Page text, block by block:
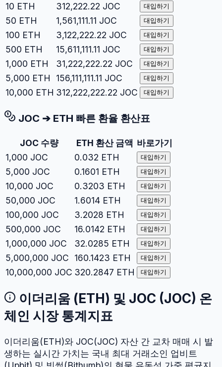
10 ETH 312,222.22 JOC 대입하기
50 ETH 1,561,111.11 JOC 대입하기
100 ETH 3,122,222.22 JOC 대입하기
500 ETH 15,611,111.11 JOC 대입하기
1,000 ETH 31,222,222.22 JOC 대입하기
5,000 ETH 156,111,111.11 JOC 대입하기
10,000 ETH 312,222,222.22 JOC 대입하기
JOC ➔ ETH 빠른 환율 환산표
JOC수량 ETH 환산 금액 바로가기
1,000 JOC 0.032 ETH 대입하기
5,000 JOC 0.1601 ETH 대입하기
10,000 JOC 0.3203 ETH 대입하기
50,000 JOC 1.6014 ETH 대입하기
100,000 JOC 3.2028 ETH 대입하기
500,000 JOC 16.0142 ETH 대입하기
1,000,000 JOC 32.0285 ETH 대입하기
5,000,000 JOC 160.1423 ETH 대입하기
10,000,000 JOC 320.2847 ETH 대입하기
이더리움 ( ETH ) 및 JOC (JOC) 온
체인 시장 통계지표
이더리움(ETH)와 JOC(JOC) 자산 간 교차 매매 시 발
생하는 실시간 가치는 국내 최대 거래소인 업비트